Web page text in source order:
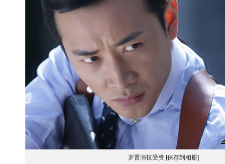
罗晋演技受赞 [保存到相册]